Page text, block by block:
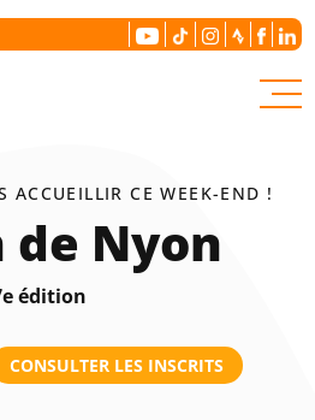
ACCUEILLIR CE WEEK-END !
Nyon
édition
CONSULTER LES INSCRITS